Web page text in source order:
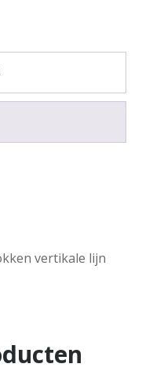
vertikale lijn